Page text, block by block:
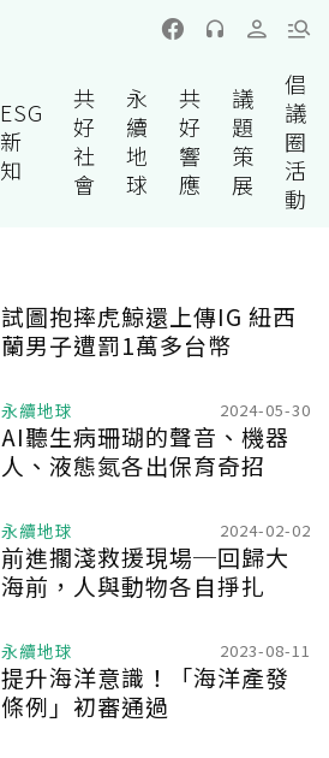
ESG
新
知
共
好
社
會
永
續
地
球
共
好
響
應
議
題
策
展
倡
議
圈
活
動
試圖抱摔虎鯨還上傳IG 紐西
蘭男子遭罰1萬多台幣
永續地球 2024-05-30
AI聽生病珊瑚的聲音、機器
人、液態氮各出保育奇招
永續地球 2024-02-02
前進擱淺救援現場─回歸大
海前，人與動物各自掙扎
永續地球 2023-08-11
提升海洋意識！「海洋產發
條例」初審通過